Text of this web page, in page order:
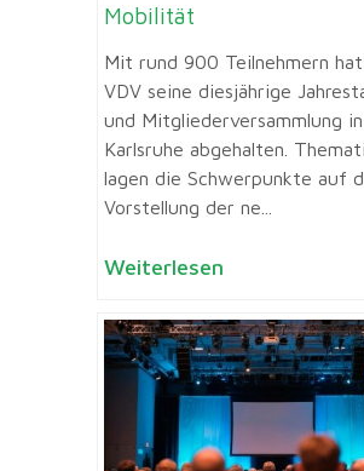
Mobilität
Mit rund 900 Teilnehmern
VDV seine diesjährige
und Mitgliederversammlung in
Karlsruhe abgehalten.
lagen die Schwerpunkte auf
Vorstellung der ne...
Weiterlesen